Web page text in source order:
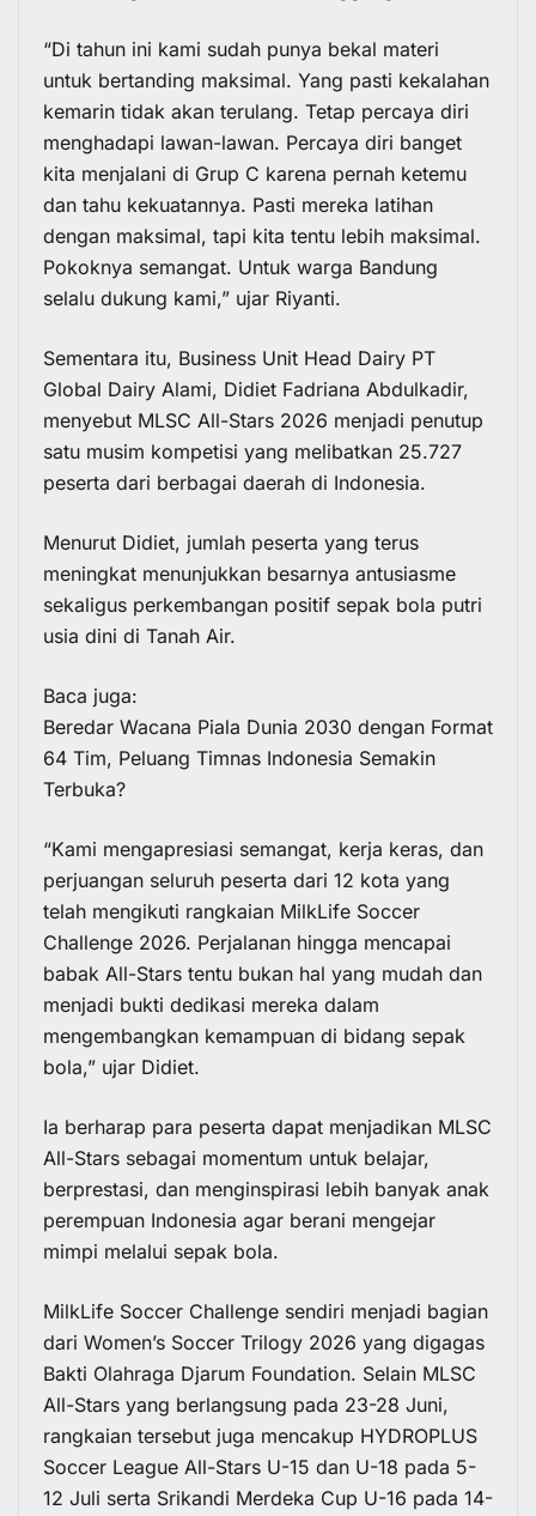
“Di tahun ini kami sudah punya bekal materi
untuk bertanding maksimal. Yang pasti kekalahan
kemarin tidak akan terulang. Tetap percaya diri
menghadapi lawan-lawan. Percaya diri banget
kita menjalani di Grup C karena pernah ketemu
dan tahu kekuatannya. Pasti mereka latihan
dengan maksimal, tapi kita tentu lebih maksimal.
Pokoknya semangat. Untuk warga Bandung
selalu dukung kami,” ujar Riyanti.
Sementara itu, Business Unit Head Dairy PT
Global Dairy Alami, Didiet Fadriana Abdulkadir,
menyebut MLSC All-Stars 2026 menjadi penutup
satu musim kompetisi yang melibatkan 25.727
peserta dari berbagai daerah di Indonesia.
Menurut Didiet, jumlah peserta yang terus
meningkat menunjukkan besarnya antusiasme
sekaligus perkembangan positif sepak bola putri
usia dini di Tanah Air.
Baca juga:
Beredar Wacana Piala Dunia 2030 dengan Format
64 Tim, Peluang Timnas Indonesia Semakin
Terbuka?
“Kami mengapresiasi semangat, kerja keras, dan
perjuangan seluruh peserta dari 12 kota yang
telah mengikuti rangkaian MilkLife Soccer
Challenge 2026. Perjalanan hingga mencapai
babak All-Stars tentu bukan hal yang mudah dan
menjadi bukti dedikasi mereka dalam
mengembangkan kemampuan di bidang sepak
bola,” ujar Didiet.
Ia berharap para peserta dapat menjadikan MLSC
All-Stars sebagai momentum untuk belajar,
berprestasi, dan menginspirasi lebih banyak anak
perempuan Indonesia agar berani mengejar
mimpi melalui sepak bola.
MilkLife Soccer Challenge sendiri menjadi bagian
dari Women’s Soccer Trilogy 2026 yang digagas
Bakti Olahraga Djarum Foundation. Selain MLSC
All-Stars yang berlangsung pada 23-28 Juni,
rangkaian tersebut juga mencakup HYDROPLUS
Soccer League All-Stars U-15 dan U-18 pada 5-
12 Juli serta Srikandi Merdeka Cup U-16 pada 14-